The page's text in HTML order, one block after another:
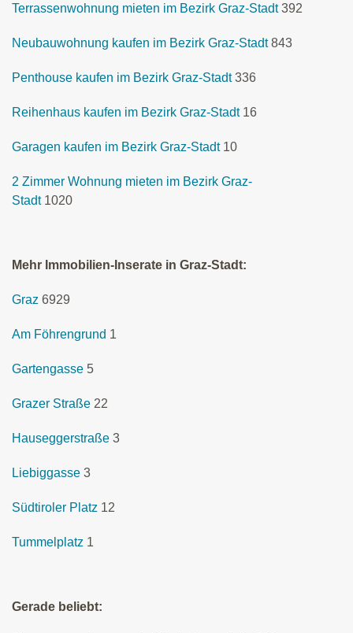
Terrassenwohnung mieten im Bezirk Graz-Stadt 392
Neubauwohnung kaufen im Bezirk Graz-Stadt 843
Penthouse kaufen im Bezirk Graz-Stadt 336
Reihenhaus kaufen im Bezirk Graz-Stadt 16
Garagen kaufen im Bezirk Graz-Stadt 10
2 Zimmer Wohnung mieten im Bezirk Graz-
Stadt 1020
Mehr Immobilien-Inserate in Graz-Stadt:
Graz 6929
Am Föhrengrund 1
Gartengasse 5
Grazer Straße 22
Hauseggerstraße 3
Liebiggasse 3
Südtiroler Platz 12
Tummelplatz 1
Gerade beliebt: